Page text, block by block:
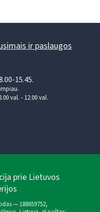
ir paslaugos
15.45.
val. - 12.00 val.
prie Lietuvos
— 188659752,